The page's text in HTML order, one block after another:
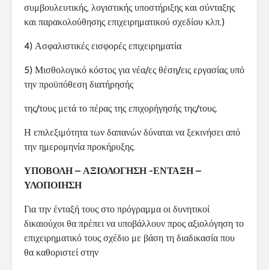
συμβουλευτικής, λογιστικής υποστήριξης και σύνταξης
και παρακολούθησης επιχειρηματικού σχεδίου κλπ.)
4) Ασφαλιστικές εισφορές επιχειρηματία
5) Μισθολογικό κόστος για νέα/ες θέση/εις εργασίας υπό
την προϋπόθεση διατήρησής
της/τους μετά το πέρας της επιχορήγησής της/τους.
Η επιλεξιμότητα των δαπανών δύναται να ξεκινήσει από
την ημερομηνία προκήρυξης.
ΥΠΟΒΟΛΗ – ΑΞΙΟΛΟΓΗΣΗ -ΕΝΤΑΞΗ –
ΥΛΟΠΟΙΗΣΗ
Για την ένταξή τους στο πρόγραμμα οι δυνητικοί
δικαιούχοι θα πρέπει να υποβάλλουν προς αξιολόγηση το
επιχειρηματικό τους σχέδιο με βάση τη διαδικασία που
θα καθοριστεί στην